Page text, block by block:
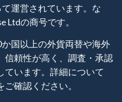
運営されています。な
Ltdの商号です。
国以上の外貨両替や海外
信頼性が高く、調査・承認
ています。詳細について
確認ください。